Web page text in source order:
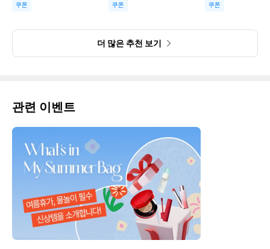
쿠폰 쿠폰 쿠폰
더 많은 추천 보기
관련 이벤트